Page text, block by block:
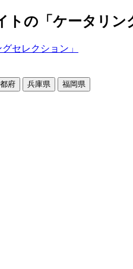
の「ケータリ
府 兵庫県 福岡県